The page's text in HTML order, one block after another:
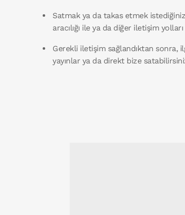
Satmak ya da takas etmek
aracılığı ile ya da diğer iletişim
Gerekli iletişim sağlandıktan sonra,
yayınlar ya da direkt bize